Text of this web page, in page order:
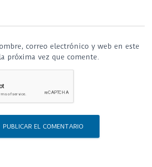
correo electrónico y web en este
próxima vez que comente.